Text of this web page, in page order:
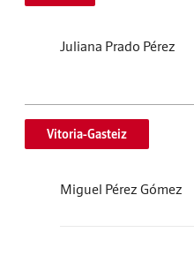
Juliana Prado Pérez
Vitoria-Gasteiz
Miguel Pérez Gómez